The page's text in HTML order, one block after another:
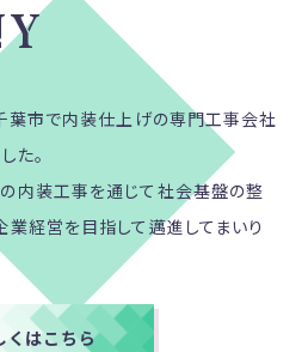
市で内装仕上げの専門工事会社
た。
内装工事を通じて社会基盤の整
経営を目指して邁進してまいり
くはこちら